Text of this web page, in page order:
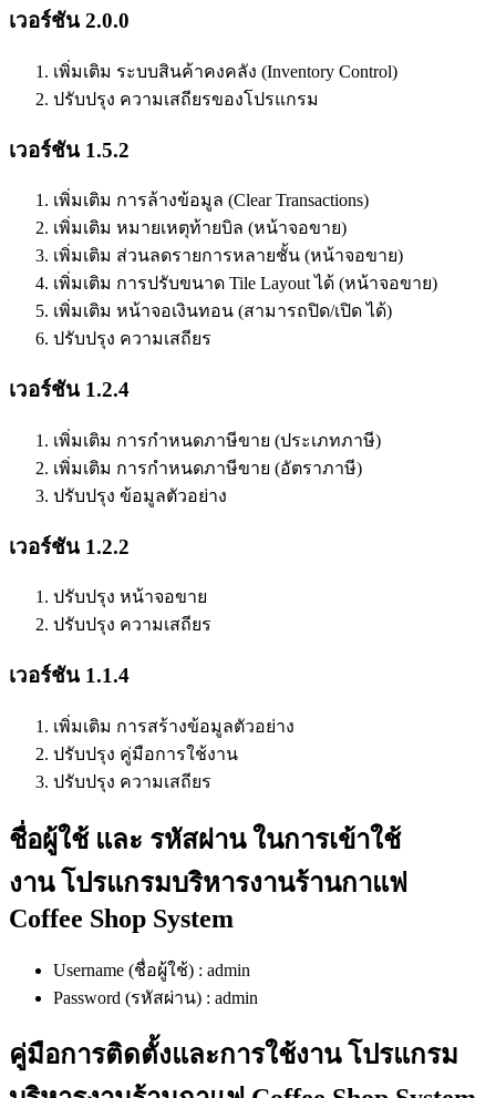
เวอร์ชัน 2.0.0
เพิ่มเติม ระบบสินค้าคงคลัง (Inventory Control)
ปรับปรุง ความเสถียรของโปรแกรม
เวอร์ชัน 1.5.2
เพิ่มเติม การล้างข้อมูล (Clear Transactions)
เพิ่มเติม หมายเหตุท้ายบิล (หน้าจอขาย)
เพิ่มเติม ส่วนลดรายการหลายชั้น (หน้าจอขาย)
เพิ่มเติม การปรับขนาด Tile Layout ได้ (หน้าจอขาย)
เพิ่มเติม หน้าจอเงินทอน (สามารถปิด/เปิด ได้)
ปรับปรุง ความเสถียร
เวอร์ชัน 1.2.4
เพิ่มเติม การกำหนดภาษีขาย (ประเภทภาษี)
เพิ่มเติม การกำหนดภาษีขาย (อัตราภาษี)
ปรับปรุง ข้อมูลตัวอย่าง
เวอร์ชัน 1.2.2
ปรับปรุง หน้าจอขาย
ปรับปรุง ความเสถียร
เวอร์ชัน 1.1.4
เพิ่มเติม การสร้างข้อมูลตัวอย่าง
ปรับปรุง คู่มือการใช้งาน
ปรับปรุง ความเสถียร
ชื่อผู้ใช้ และ รหัสผ่าน ในการเข้าใช้
งาน โปรแกรมบริหารงานร้านกาแฟ
Coffee Shop System
Username (ชื่อผู้ใช้) : admin
Password (รหัสผ่าน) : admin
คู่มือการติดตั้งและการใช้งาน โปรแกรม